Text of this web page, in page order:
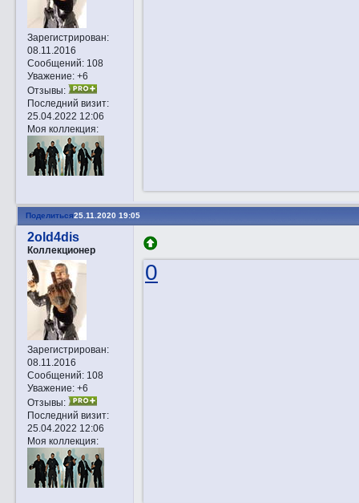
Зарегистрирован:
08.11.2016
Сообщений:108
Уважение: +6
Отзывы:
Последний визит:
25.04.2022 12:06
Моя коллекция:
Поделиться25.11.2020 19:05
2old4dis
Коллекционер
Зарегистрирован:
08.11.2016
Сообщений:108
Уважение: +6
Отзывы:
Последний визит:
25.04.2022 12:06
Моя коллекция:
0